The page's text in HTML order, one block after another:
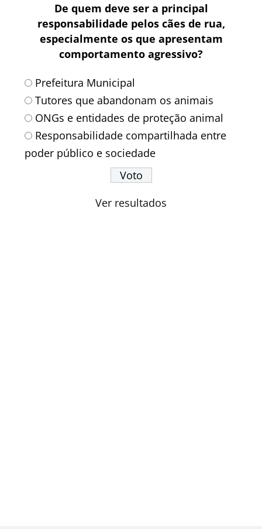
De quem deve ser a principal
responsabilidade pelos cães de rua,
especialmente os que apresentam
comportamento agressivo?
Prefeitura Municipal
Tutores que abandonam os animais
ONGs e entidades de proteção animal
Responsabilidade compartilhada entre
poder público e sociedade
Ver resultados